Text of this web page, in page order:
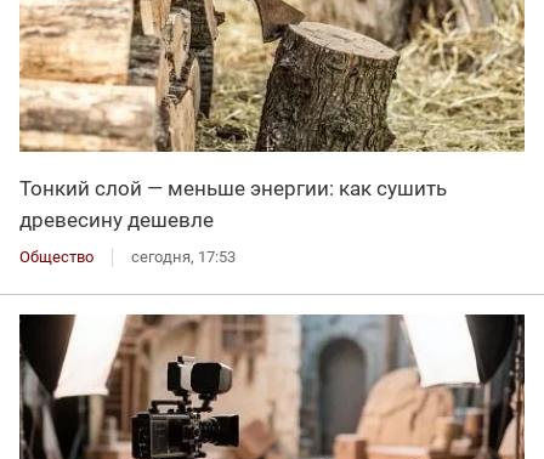
Тонкий слой — меньше энергии: как сушить
древесину дешевле
Общество сегодня, 17:53